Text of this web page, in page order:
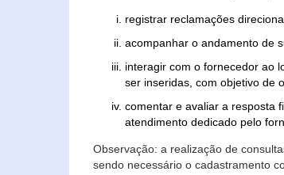
registrar reclamações
acompanhar o andamento de
interagir com o fornecedor ao
ser inseridas, com objetivo de
comentar e avaliar a resposta
atendimento dedicado pelo
Observação: a realização de
sendo necessário o cadastramento